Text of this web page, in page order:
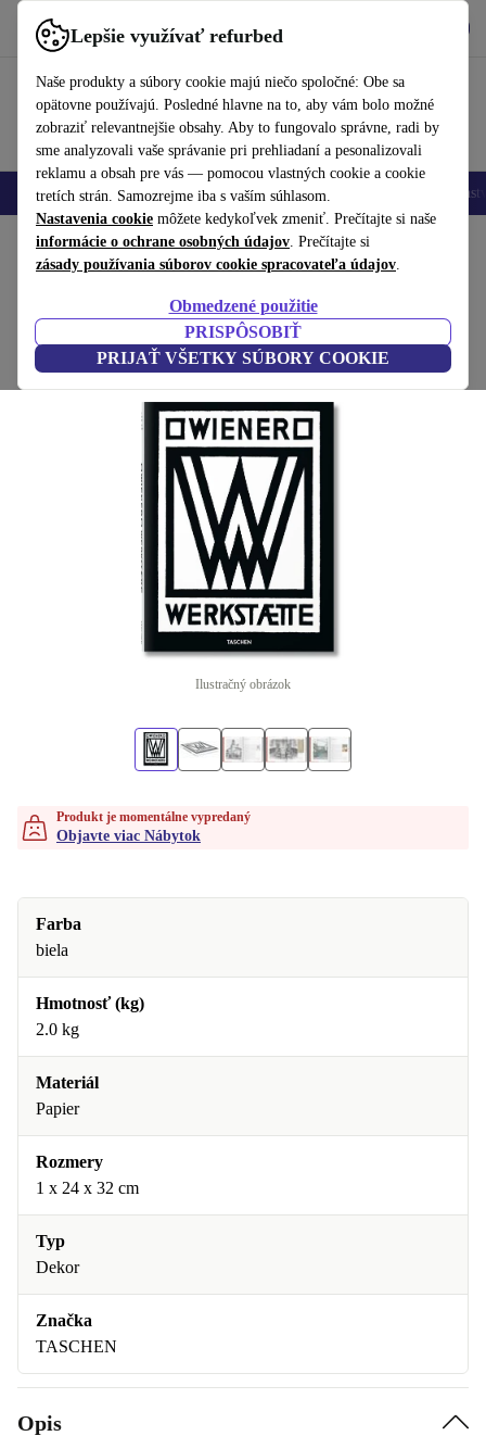
Lepšie využívať refurbed
Naše produkty a súbory cookie majú niečo spoločné: Obe sa
opätovne používajú. Posledné hlavne na to, aby vám bolo možné
zobraziť relevantnejšie obsahy. Aby to fungovalo správne, radi by
sme analyzovali vaše správanie pri prehliadaní a pesonalizovali
reklamu a obsah pre vás — pomocou vlastných cookie a cookie
tretích strán. Samozrejme iba s vaším súhlasom.
Nastavenia cookie môžete kedykoľvek zmeniť. Prečítajte si naše
informácie o ochrane osobných údajov. Prečítajte si
zásady používania súborov cookie spracovateľa údajov.
Obmedzené použitie
PRISPÔSOBIŤ
PRIJAŤ VŠETKY SÚBORY COOKIE
používať refurbed rýchlo a jednoducho
Mobilné telefóny Laptopy Tablety Inteligentné hodinky
Domov Produkty Domácnosť Nábytok
Wiener Werkstätte
biela
(Zbieranie recenzií)
Ilustračný obrázok
Produkt je momentálne vypredaný
Objavte viac Nábytok
Farba
biela
Hmotnosť (kg)
2.0 kg
Materiál
Papier
Rozmery
1 x 24 x 32 cm
Typ
Dekor
Značka
TASCHEN
Opis